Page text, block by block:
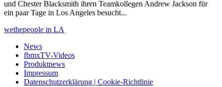
und Chester Blacksmith ihren Teamkollegen Andrew Jackson für
ein paar Tage in Los Angeles besucht...
wethepeople in LA
News
fbmxTV-Videos
Produktnews
Impressum
Datenschutzerklärung | Cookie-Richtlinie